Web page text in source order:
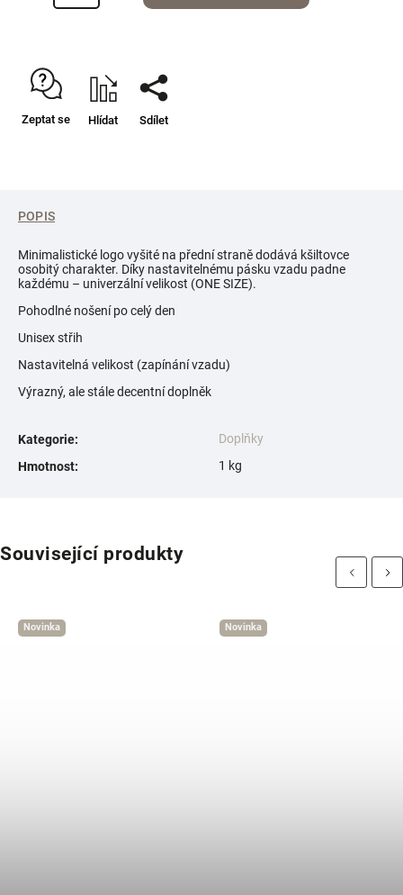
Zeptat se Hlídat Sdílet
POPIS
Minimalistické logo vyšité na přední straně dodává kšiltovce
osobitý charakter. Díky nastavitelnému pásku vzadu padne
každému – univerzální velikost (ONE SIZE).
Pohodlné nošení po celý den
Unisex střih
Nastavitelná velikost (zapínání vzadu)
Výrazný, ale stále decentní doplněk
Kategorie:
Doplňky
Hmotnost: 1 kg
Související produkty
Previous
Novinka Novinka
Next